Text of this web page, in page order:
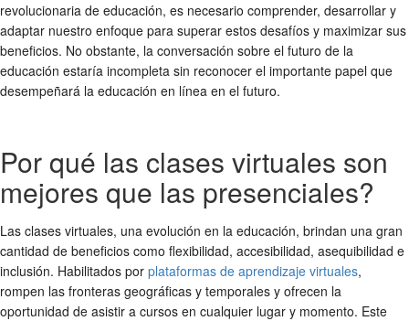
revolucionaria de educación, es necesario comprender, desarrollar y
adaptar nuestro enfoque para superar estos desafíos y maximizar sus
beneficios. No obstante, la conversación sobre el futuro de la
educación estaría incompleta sin reconocer el importante papel que
desempeñará la educación en línea en el futuro.
Por qué las clases virtuales son
mejores que las presenciales?
Las clases virtuales, una evolución en la educación, brindan una gran
cantidad de beneficios como flexibilidad, accesibilidad, asequibilidad e
inclusión. Habilitados por plataformas de aprendizaje virtuales,
rompen las fronteras geográficas y temporales y ofrecen la
oportunidad de asistir a cursos en cualquier lugar y momento. Este